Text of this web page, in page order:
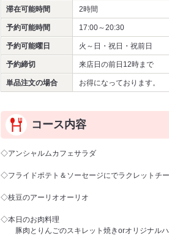
滞在可能時間 2時間
予約可能時間 17:00～20:30
予約可能曜日 火～日・祝日・祝前日
予約締切 来店日の前日12時まで
単品注文の場合 お得になっております。
コース内容
◇アンシャルムカフェサラダ
◇フライドポテト＆ソーセージにでラクレットチ
◇枝豆のアーリオオーリオ
◇本日のお肉料理
豚肉とりんごのスキレット焼きorオリジナル